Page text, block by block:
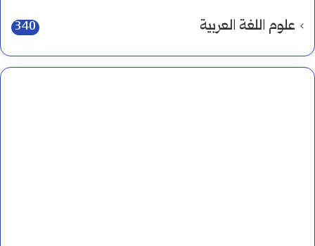
علوم اللغة العربية 340